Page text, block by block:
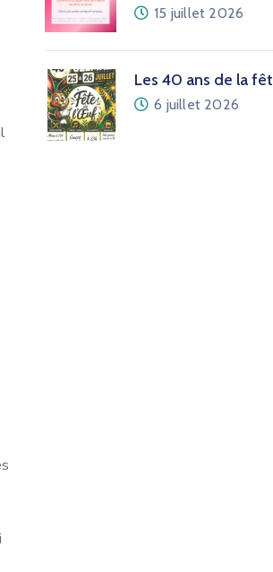
15 juillet 2026
Les 40 ans de la
6 juillet 2026